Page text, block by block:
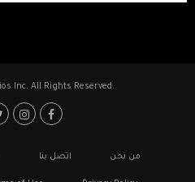
Inc. All Rights Reserved.
Footer: Social Media
من نحن اتصل بنا